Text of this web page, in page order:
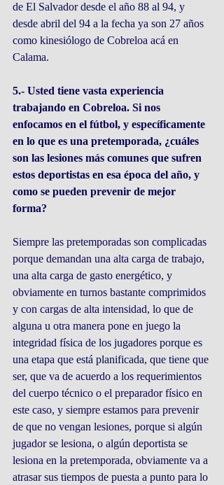
de El Salvador desde el año 88 al 94, y
desde abril del 94 a la fecha ya son 27 años
como kinesiólogo de Cobreloa acá en
Calama.
5.- Usted tiene vasta experiencia
trabajando en Cobreloa. Si nos
enfocamos en el fútbol, y específicamente
en lo que es una pretemporada, ¿cuáles
son las lesiones más comunes que sufren
estos deportistas en esa época del año, y
como se pueden prevenir de mejor
forma?
Siempre las pretemporadas son complicadas
porque demandan una alta carga de trabajo,
una alta carga de gasto energético, y
obviamente en turnos bastante comprimidos
y con cargas de alta intensidad, lo que de
alguna u otra manera pone en juego la
integridad física de los jugadores porque es
una etapa que está planificada, que tiene que
ser, que va de acuerdo a los requerimientos
del cuerpo técnico o el preparador físico en
este caso, y siempre estamos para prevenir
de que no vengan lesiones, porque si algún
jugador se lesiona, o algún deportista se
lesiona en la pretemporada, obviamente va a
atrasar sus tiempos de puesta a punto para lo